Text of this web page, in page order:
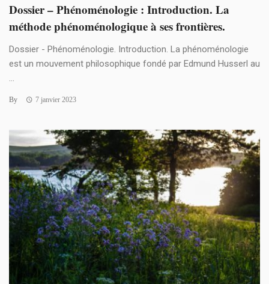
Dossier – Phénoménologie : Introduction. La
méthode phénoménologique à ses frontières.
Dossier - Phénoménologie. Introduction. La phénoménologie
est un mouvement philosophique fondé par Edmund Husserl au
By 7 janvier 2023